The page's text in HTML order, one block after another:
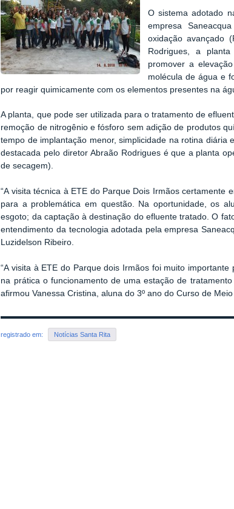
O sistema adotado
empresa
oxidação avançado
Rodrigues, a planta
promover a
molécula de água e
por reagir quimicamente com os elementos presentes na
A planta, que pode ser utilizada para o tratamento de
remoção de nitrogênio e fósforo sem adição de produtos
tempo de implantação menor, simplicidade na rotina
destacada pelo diretorAbraão Rodriguesé que a planta
de secagem).
“A visita técnica à ETE do Parque Dois Irmãos
para a problemática em questão. Na oportunidade, os
esgoto; da captação à destinação do efluente tratado. O
entendimento da tecnologia adotada pela empresa
Luzidelson Ribeiro.
“A visita à ETE do Parque dois Irmãos foi muito
na prática o funcionamento de uma estação de
afirmou Vanessa Cristina, aluna do 3º ano do Curso de Meio
registrado em: Notícias Santa Rita